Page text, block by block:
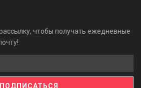
чтобы получать ежедневные